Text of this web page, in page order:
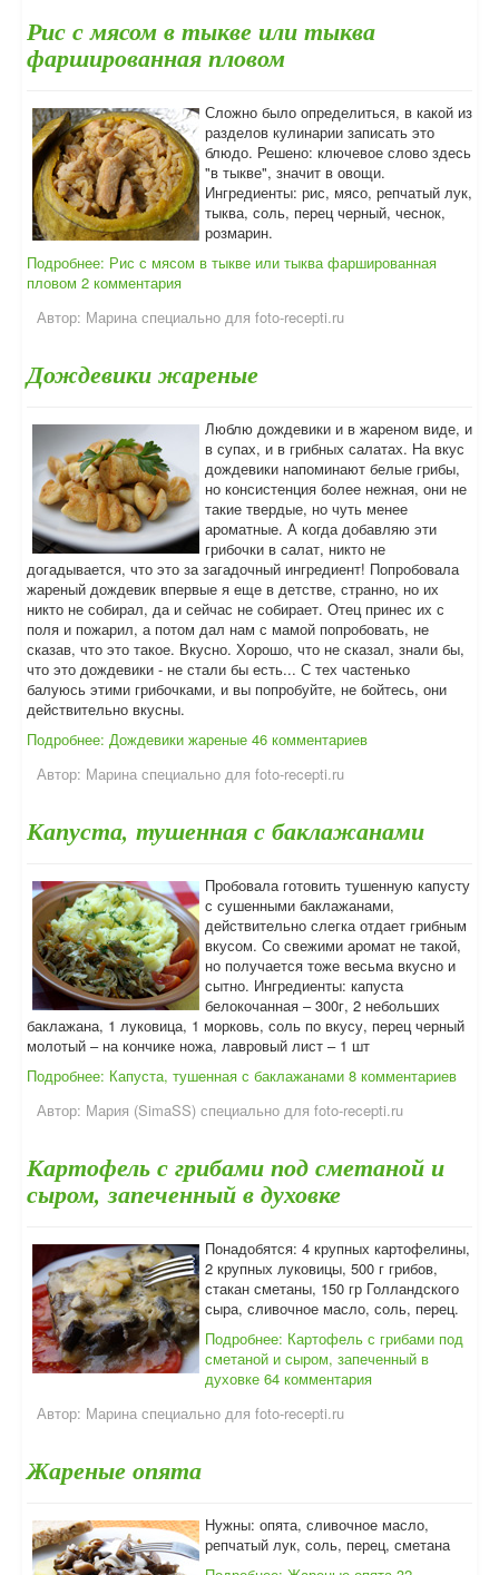
Рис с мясом в тыкве или тыква
фаршированная пловом
Сложно было определиться, в какой из
разделов кулинарии записать это
блюдо. Решено: ключевое слово здесь
"в тыкве", значит в овощи.
Ингредиенты: рис, мясо, репчатый лук,
тыква, соль, перец черный, чеснок,
розмарин.
Подробнее: Рис с мясом в тыкве или тыква фаршированная
пловом 2 комментария
Автор: Марина специально для foto-recepti.ru
Дождевики жареные
Люблю дождевики и в жареном виде, и
в супах, и в грибных салатах. На вкус
дождевики напоминают белые грибы,
но консистенция более нежная, они не
такие твердые, но чуть менее
ароматные. А когда добавляю эти
грибочки в салат, никто не
догадывается, что это за загадочный ингредиент! Попробовала
жареный дождевик впервые я еще в детстве, странно, но их
никто не собирал, да и сейчас не собирает. Отец принес их с
поля и пожарил, а потом дал нам с мамой попробовать, не
сказав, что это такое. Вкусно. Хорошо, что не сказал, знали бы,
что это дождевики - не стали бы есть... С тех частенько
балуюсь этими грибочками, и вы попробуйте, не бойтесь, они
действительно вкусны.
Подробнее: Дождевики жареные 46 комментариев
Автор: Марина специально для foto-recepti.ru
Капуста, тушенная с баклажанами
Пробовала готовить тушенную капусту
с сушенными баклажанами,
действительно слегка отдает грибным
вкусом. Со свежими аромат не такой,
но получается тоже весьма вкусно и
сытно. Ингредиенты: капуста
белокочанная – 300г, 2 небольших
баклажана, 1 луковица, 1 морковь, соль по вкусу, перец черный
молотый – на кончике ножа, лавровый лист – 1 шт
Подробнее: Капуста, тушенная с баклажанами 8 комментариев
Автор: Мария (SimaSS) специально для foto-recepti.ru
Картофель с грибами под сметаной и
сыром, запеченный в духовке
Понадобятся: 4 крупных картофелины,
2 крупных луковицы, 500 г грибов,
стакан сметаны, 150 гр Голландского
сыра, сливочное масло, соль, перец.
Подробнее: Картофель с грибами под
сметаной и сыром, запеченный в
духовке 64 комментария
Автор: Марина специально для foto-recepti.ru
Жареные опята
Нужны: опята, сливочное масло,
репчатый лук, соль, перец, сметана